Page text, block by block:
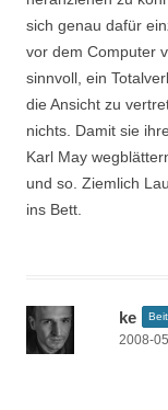
sich genau dafür
vor dem Computer
sinnvoll, ein
die Ansicht zu
nichts. Damit sie
Karl May
und so. Ziemlich
ins Bett.
ke
2008-